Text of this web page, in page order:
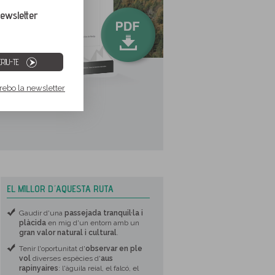
TE
la newsletter
EL MILLOR D´AQUESTA RUTA
Gaudir d'una passejada tranquil·la i
plàcida en mig d'un entorn amb un
gran valor natural i cultural.
Tenir l'oportunitat d'observar en ple
vol diverses espècies d'aus
rapinyaires: l'àguila reial, el falcó, el